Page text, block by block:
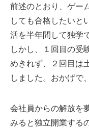
前述のとおり、ゲー
しても合格したいと
活を半年間して独学
しかし、１回目の受
めきれず、２回目は
しました。おかげで
会社員からの解放を
みると独立開業する